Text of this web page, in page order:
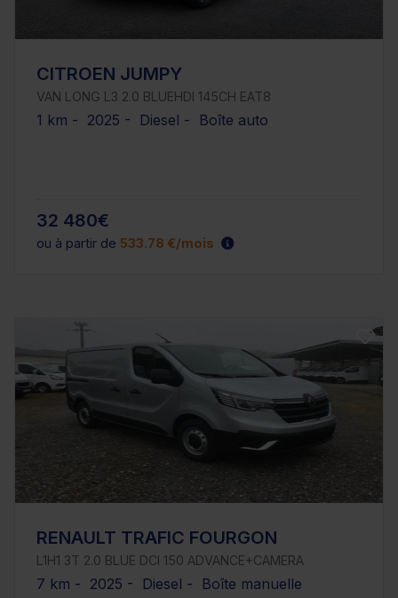
CITROEN JUMPY
VAN LONG L3 2.0 BLUEHDI 145CH EAT8
1 km - 2025 - Diesel - Boîte auto
32 480€
ou à partir de 533.78 €/mois
RENAULT TRAFIC FOURGON
L1H1 3T 2.0 BLUE DCI 150 ADVANCE+CAMERA
7 km - 2025 - Diesel - Boîte manuelle